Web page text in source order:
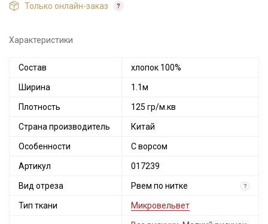
Только онлайн-заказ
Характеристики
Состав хлопок 100%
Ширина 1.1м
Плотность 125 гр/м.кв
Страна производитель Китай
Особенности С ворсом
Артикул 017239
Вид отреза Рвем по нитке ?
Тип ткани Микровельвет